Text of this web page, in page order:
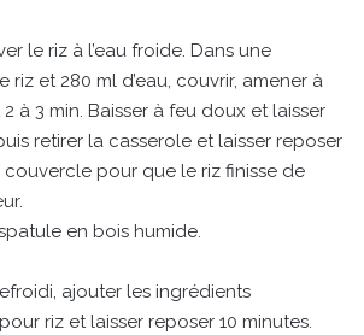
le riz à l’eau froide. Dans une
riz et 280 ml d’eau, couvrir, amener à
à 3 min. Baisser à feu doux et laisser
retirer la casserole et laisser reposer
couvercle pour que le riz finisse de
en bois humide.
ajouter les ingrédients
riz et laisser reposer 10 minutes.